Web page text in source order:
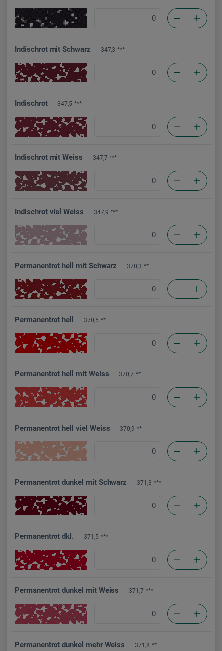
Indischrot mit Schwarz 347,3 ***
Indischrot 347,5 ***
Indischrot mit Weiss 347,7 ***
Indischrot viel Weiss 347,9 ***
Permanentrot hell mit Schwarz 370,3 **
Permanentrot hell 370,5 **
Permanentrot hell mit Weiss 370,7 **
Permanentrot hell viel Weiss 370,9 **
Permanentrot dunkel mit Schwarz 371,3 ***
Permanentrot dkl. 371,5 ***
Permanentrot dunkel mit Weiss 371,7 ***
Permanentrot dunkel mehr Weiss 371,8 **